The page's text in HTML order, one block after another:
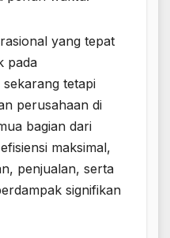
yang tepat
pada
tetapi
perusahaan di
bagian dari
maksimal,
penjualan, serta
signifikan